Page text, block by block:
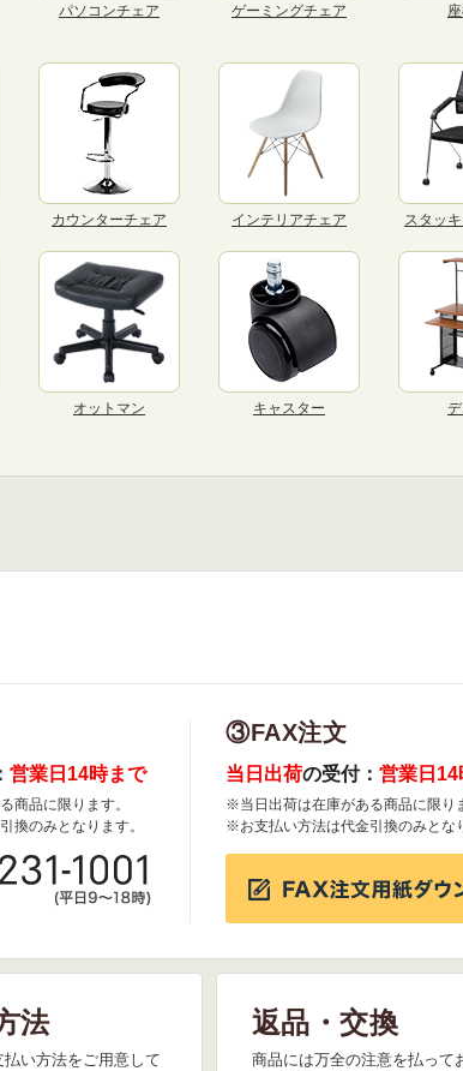
パソコンチェア ゲーミングチェア
カウンターチェア インテリアチェア スタッ
オットマン キャスター
営業日14時まで
商品に限ります。
換のみとなります。
③FAX注文
当日出荷の受付： 営業日14
※当日出荷は在庫がある商品に限り
※お支払い方法は代金引換のみとな
法
い方法をご用意して
返品・交換
商品には万全の注意を払って